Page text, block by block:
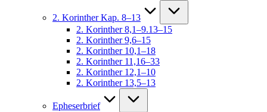
2. Korinther Kap. 8–13
2. Korinther 8,1–9.13–15
2. Korinther 9,6–15
2. Korinther 10,1–18
2. Korinther 11,16–33
2. Korinther 12,1–10
2. Korinther 13,5–13
Epheserbrief